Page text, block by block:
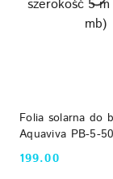
Folia solarna do
Aquaviva PB-5-
szerokość 5 m (
mb)
Cena:
199.00